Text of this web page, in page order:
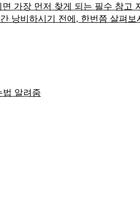
가장 먼저 찾게 되는 필수 참고
낭비하시기 전에, 한번쯤 살펴
법 알려줌